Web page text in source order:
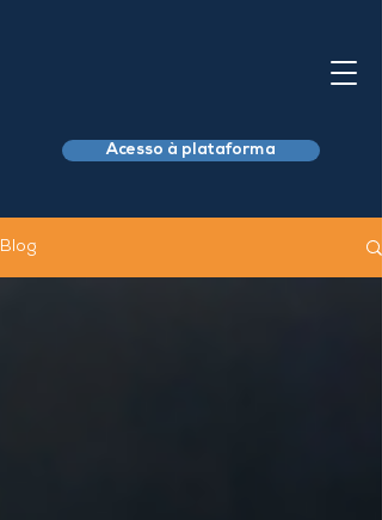
Acesso à plataforma
Blog